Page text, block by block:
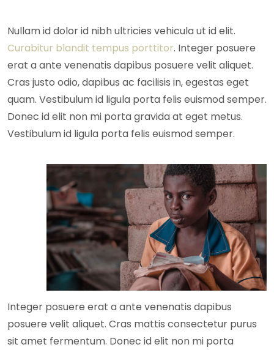
Nullam id dolor id nibh ultricies vehicula ut id elit.
Curabitur blandit tempus porttitor. Integer posuere
erat a ante venenatis dapibus posuere velit aliquet.
Cras justo odio, dapibus ac facilisis in, egestas eget
quam. Vestibulum id ligula porta felis euismod semper.
Donec id elit non mi porta gravida at eget metus.
Vestibulum id ligula porta felis euismod semper.
Integer posuere erat a ante venenatis dapibus
posuere velit aliquet. Cras mattis consectetur purus
sit amet fermentum. Donec id elit non mi porta